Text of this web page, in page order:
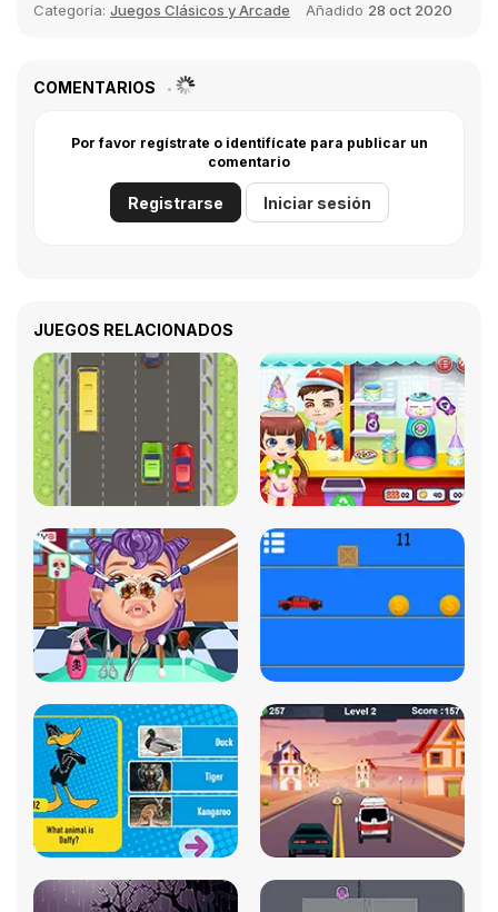
Categoría: Juegos Clásicos y Arcade Añadido 28 oct 2020
COMENTARIOS
Por favor regístrate o identifícate para publicar un
comentario
Registrarse Iniciar sesión
JUEGOS RELACIONADOS